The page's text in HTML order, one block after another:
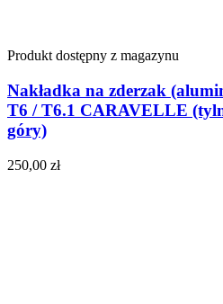
Produkt dostępny z magazynu
Nakładka na zderzak
T6 / T6.1 CARAVELLE
góry)
250,00 zł